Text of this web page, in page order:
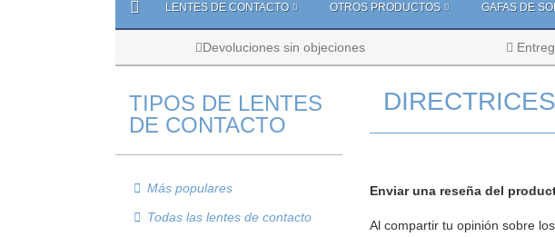
LENTES DE CONTACTO OTROS PRODUCTOS GAFAS DE
Devoluciones sin objeciones
TIPOS DE LENTES
DE CONTACTO
Más populares
Todas las lentes de contacto
Enviar una reseña del
Al compartir tu opinión sobre